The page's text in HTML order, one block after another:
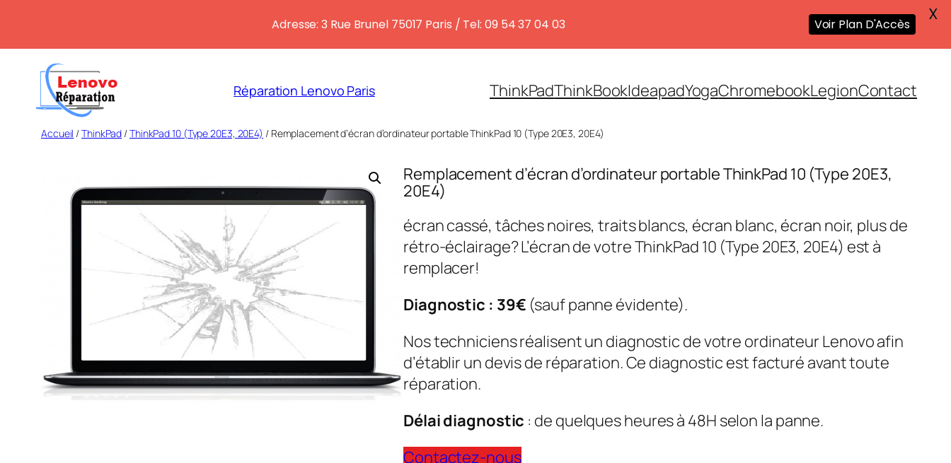
contenu
Réparation Lenovo Paris ThinkPadThinkBookIdeapadYogaChromebookLegionContact
Accueil /ThinkPad /ThinkPad 10 (Type 20E3, 20E4) / Remplacement d’écran d’ordinateur portable ThinkPad 10 (Type 20E3, 20E4)
Remplacement d’écran d’ordinateur portable ThinkPad 10 (Type 20E3,
20E4)
écran cassé, tâches noires, traits blancs, écran blanc, écran noir, plus de
rétro-éclairage? L’écran de votre ThinkPad 10 (Type 20E3, 20E4) est à
remplacer!
Diagnostic : 39€ (sauf panne évidente).
Nos techniciens réalisent un diagnostic de votre ordinateur Lenovo afin
d’établir un devis de réparation. Ce diagnostic est facturé avant toute
réparation.
Délai diagnostic : de quelques heures à 48H selon la panne.
Contactez-nous
Adresse: 3 Rue Brunel 75017 Paris / Tel: 09 54 37 04 03 Voir Plan D'Accès X